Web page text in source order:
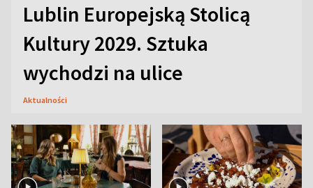
Lublin Europejską Stolicą
Kultury 2029. Sztuka
wychodzi na ulice
Aktualności